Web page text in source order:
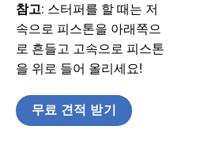
참고: 스터퍼를 할 때는 저
속으로 피스톤을 아래쪽으
로 흔들고 고속으로 피스톤
을 위로 들어 올리세요!
무료 견적 받기